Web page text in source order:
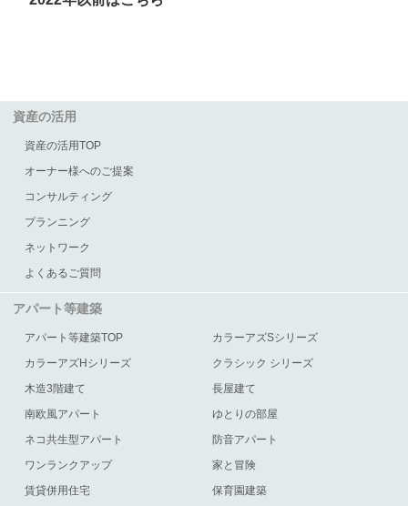
資産の活用
資産の活用TOP
オーナー様へのご提案
コンサルティング
プランニング
ネットワーク
よくあるご質問
アパート等建築
アパート等建築TOP
カラーアズSシリーズ
カラーアズHシリーズ
クラシック シリーズ
木造3階建て
長屋建て
南欧風アパート
ゆとりの部屋
ネコ共生型アパート
防音アパート
ワンランクアップ
家と冒険
賃貸併用住宅
保育園建築